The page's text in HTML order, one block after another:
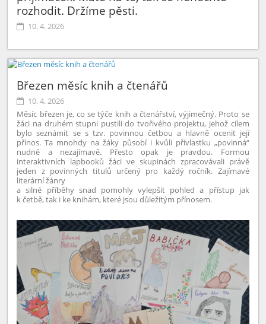
rozhodit. Držíme pěsti.
10. 4. 2026
Březen měsíc knih a čtenářů
10. 4. 2026
Měsíc březen je, co se týče knih a čtenářství, výjimečný. Proto se
žáci na druhém stupni pustili do tvořivého projektu, jehož cílem
bylo seznámit se s tzv. povinnou četbou a hlavně ocenit její
přínos. Ta mnohdy na žáky působí i kvůli přívlastku „povinná“
nudně a nezajímavě. Přesto opak je pravdou. Formou
interaktivních lapbooků žáci ve skupinách zpracovávali právě
jeden z povinných titulů určený pro každý ročník. Zajímavé
literární žánry
a silné příběhy snad pomohly vylepšit pohled a přístup jak
k četbě, tak i ke knihám, které jsou důležitým přínosem.